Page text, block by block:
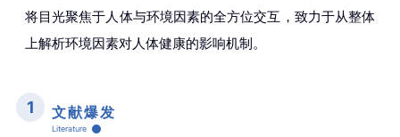
将目光聚焦于人体与环境因素的全方位交互，致力于从整体
上解析环境因素对人体健康的影响机制。
1 文献爆发
Literature